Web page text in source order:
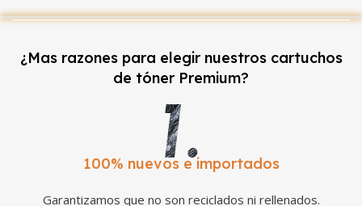
¿Mas razones para elegir nuestros cartuchos
de tóner Premium?
100% nuevos e importados
Garantizamos que no son reciclados ni rellenados.